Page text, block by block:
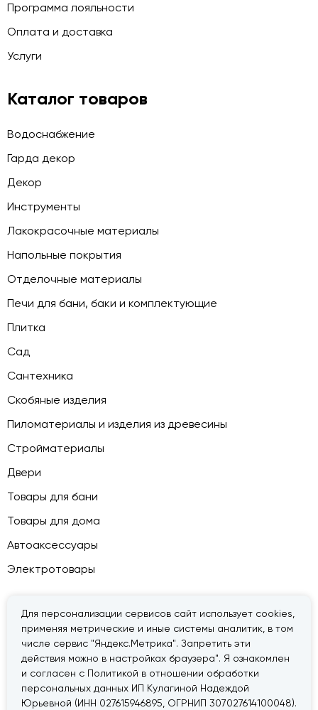
Для персонализации сервисов сайт использует cookies,
применяя метрические и иные системы аналитик, в том
числе сервис "Яндекс.Метрика". Запретить эти
действия можно в настройках браузера". Я ознакомлен
и согласен с Политикой в отношении обработки
персональных данных ИП Кулагиной Надеждой
Юрьевной (ИНН 027615946895, ОГРНИП 307027614100048).
Программа лояльности
Оплата и доставка
Услуги
Каталог товаров
Водоснабжение
Гарда декор
Декор
Инструменты
Лакокрасочные материалы
Напольные покрытия
Отделочные материалы
Печи для бани, баки и комплектующие
Плитка
Сад
Сантехника
Скобяные изделия
Пиломатериалы и изделия из древесины
Стройматериалы
Двери
Товары для бани
Товары для дома
Автоаксессуары
Электротовары
© 2026 — «Дачник».Правовая информация